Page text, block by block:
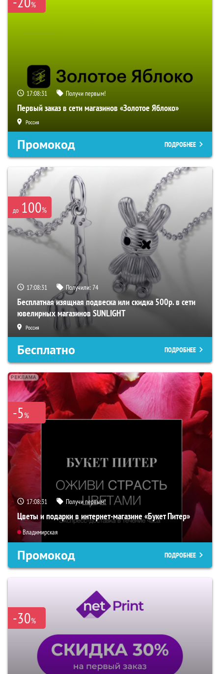
%
17:08:30 Получи первым!
Первый заказ в сети магазинов «Золотое Яблоко»
Россия
Промокод ПОДРОБНЕЕ
до 100%
17:08:30 Получили:74
Бесплатная изящная подвеска или скидка 500р. в сети
ювелирных магазинов SUNLIGHT
Россия
Бесплатно ПОДРОБНЕЕ
-5%
17:08:30 Получи первым!
Цветы и подарки в интернет-магазине «Букет Питер»
Владимирская
Промокод ПОДРОБНЕЕ
-30%